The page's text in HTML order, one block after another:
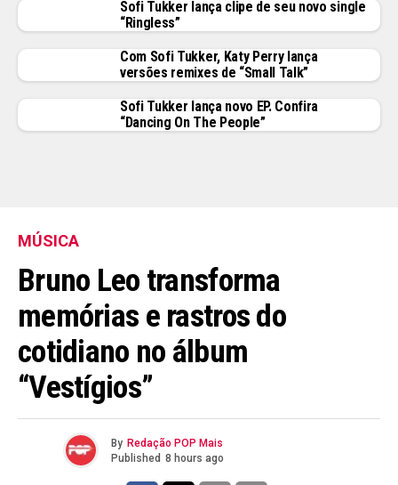
Sofi Tukker lança clipe de seu novo single
“Ringless”
Com Sofi Tukker, Katy Perry lança
versões remixes de “Small Talk”
Sofi Tukker lança novo EP. Confira
“Dancing On The People”
MÚSICA
Bruno Leo transforma
memórias e rastros do
cotidiano no álbum
“Vestígios”
By Redação POP Mais
Published 8 hours ago
Flipboard
Reddit